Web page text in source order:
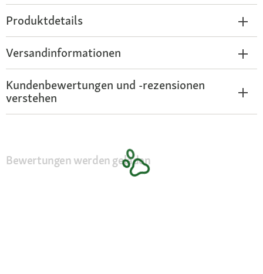
Produktdetails
Versandinformationen
Kundenbewertungen und -rezensionen
verstehen
Bewertungen werden geladen